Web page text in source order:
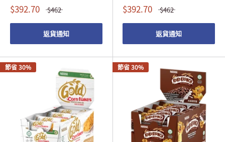
$392.70 $462
返貨通知
$392.70 $462
返貨通知
節省 30% 節省 30%